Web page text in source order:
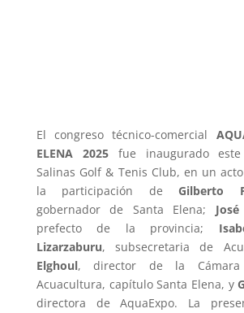
El congreso técnico-comercial
ELENA 2025fue inaugurado este
Salinas Golf & Tenis Club, en un
la participación de Gilberto
gobernador de Santa Elena;
prefecto de la provincia;
Lizarzaburu, subsecretaria de
Elghoul, director de la Cámara
Acuacultura, capítulo Santa Elena, y
directora de AquaExpo. La